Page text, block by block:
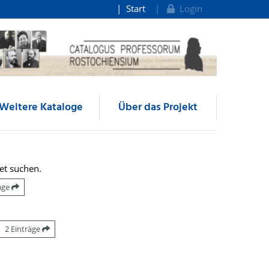
Start Login
Kataloge Über das Projekt
suchen.
2 Einträge